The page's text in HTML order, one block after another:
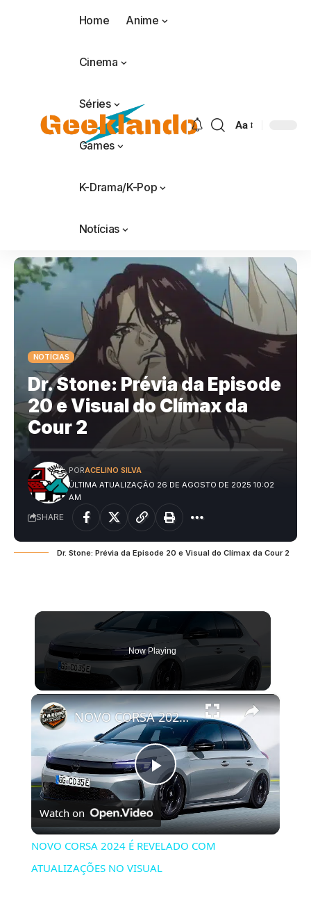
Home Anime
Cinema
Séries
Games
K-Drama/K-Pop
Notícias
Aa
NOTÍCIAS
Dr. Stone: Prévia da Episode
20 e Visual do Clímax da
Cour 2
ÚLTIMA ATUALIZAÇÃO 26 DE AGOSTO DE 2025 10:02
AM
PORACELINO SILVA
SHARE
Dr. Stone: Prévia da Episode 20 e Visual do Clímax da Cour 2
Now Playing
×
Play
Video
NOVO CORSA 2024 É REVELADO COM ATUALIZAÇÕES NO VISUAL
Watch on
NOVO CORSA 2024 É REVELADO COM
ATUALIZAÇÕES NO VISUAL